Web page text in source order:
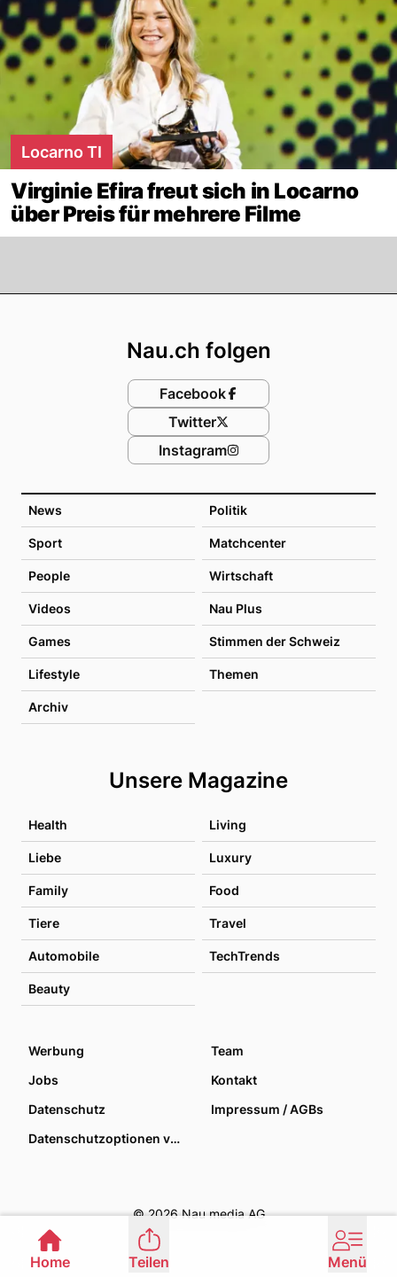
Locarno TI
Virginie Efira freut sich in Locarno
über Preis für mehrere Filme
News Politik
Sport Matchcenter
People Wirtschaft
Videos Nau Plus
Games Stimmen der Schweiz
Lifestyle Themen
Archiv
Unsere Magazine
Health Living
Liebe Luxury
Family Food
Tiere Travel
Automobile TechTrends
Beauty
Nau.ch folgen
Facebook
Twitter
Instagram
Werbung
Team
Jobs
Kontakt
Datenschutz
Impressum / AGBs
Datenschutzoptionen verwalten
© 2026 Nau media AG
Home Teilen Menü